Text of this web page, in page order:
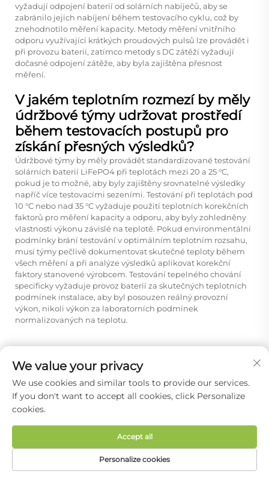
vyžadují odpojení baterií od solárních nabíječů, aby se
zabránilo jejich nabíjení během testovacího cyklu, což by
znehodnotilo měření kapacity. Metody měření vnitřního
odporu využívající krátkých proudových pulsů lze provádět i
při provozu baterií, zatímco metody s DC zátěží vyžadují
dočasné odpojení zátěže, aby byla zajištěna přesnost
měření.
V jakém teplotním rozmezí by měly
údržbové týmy udržovat prostředí
během testovacích postupů pro
získání přesných výsledků?
Údržbové týmy by měly provádět standardizované testování
solárních baterií LiFePO4 při teplotách mezi 20 a 25 °C,
pokud je to možné, aby byly zajištěny srovnatelné výsledky
napříč více testovacími sezeními. Testování při teplotách pod
10 °C nebo nad 35 °C vyžaduje použití teplotních korekčních
faktorů pro měření kapacity a odporu, aby byly zohledněny
vlastnosti výkonu závislé na teplotě. Pokud environmentální
podmínky brání testování v optimálním teplotním rozsahu,
musí týmy pečlivě dokumentovat skutečné teploty během
všech měření a při analýze výsledků aplikovat korekční
faktory stanovené výrobcem. Testování tepelného chování
specificky vyžaduje provoz baterií za skutečných teplotních
podmínek instalace, aby byl posouzen reálný provozní
výkon, nikoli výkon za laboratorních podmínek
normalizovaných na teplotu.
Předchozí: Proč jsou články LiFePO4 preferovány pro dlouhodobé solární záložní systémy?
Další:Jaké inovace podporují nasazení technologie LiFePO4 ve fotovoltaických systémech akumulace energie?
DOMOVSKÁ
We value your privacy
We use cookies and similar tools to provide our services.
If you don't want to accept all cookies, click Personalize
cookies.
Personalize cookies
Accept all